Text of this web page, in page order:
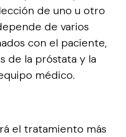
de uno u otro
de varios
con el paciente,
de la próstata y la
médico.
el tratamiento más